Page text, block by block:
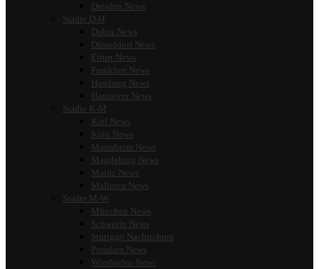
Dresden News
Städte D-H
Dubai News
Düsseldorf News
Erfurt News
Frankfurt News
Hamburg News
Hannover News
Städte K-M
Kiel News
Köln News
Mannheim News
Magdeburg News
Mainz News
Mallorca News
Städte M-W
München News
Schwerin News
Stuttgart Nachrichten
Potsdam News
Wiesbaden News